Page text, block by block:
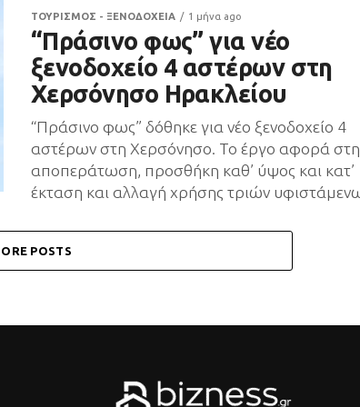
ΤΟΥΡΙΣΜΟΣ - ΞΕΝΟΔΟΧΕΙΑ 1 μήνα ago
“Πράσινο φως” για νέο
ξενοδοχείο 4 αστέρων στη
Χερσόνησο Ηρακλείου
“Πράσινο φως” δόθηκε για νέο ξενοδοχείο 4
αστέρων στη Χερσόνησο. Το έργο αφορά
αποπεράτωση, προσθήκη καθ’ ύψος και κατ’
έκταση και αλλαγή χρήσης τριών
POSTS